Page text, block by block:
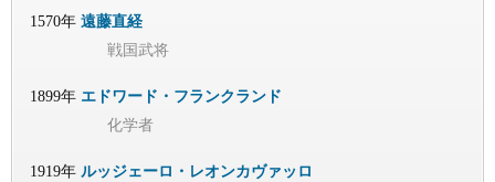
1570年 遠藤直経
戦国武将
1899年 エドワード・フランクランド
化学者
1919年 ルッジェーロ・レオンカヴァッロ